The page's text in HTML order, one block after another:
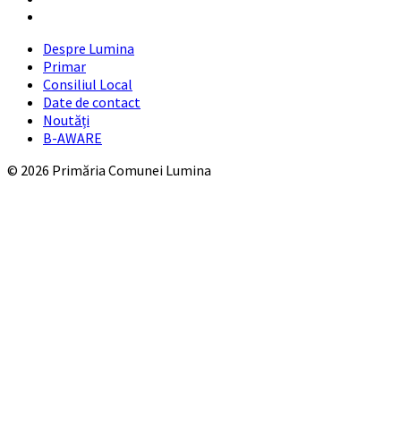
Despre Lumina
Primar
Consiliul Local
Date de contact
Noutăți
B-AWARE
© 2026 Primăria Comunei Lumina